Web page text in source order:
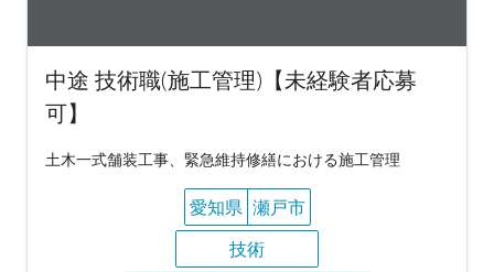
中途 技術職(施工管理)【未経験者応募
可】
土木一式舗装工事、緊急維持修繕における施工管理
愛知県 瀬戸市
技術